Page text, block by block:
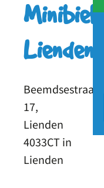
Minibieb
Lienden
Beemdsestraat
17,
Lienden
4033CT in
Lienden